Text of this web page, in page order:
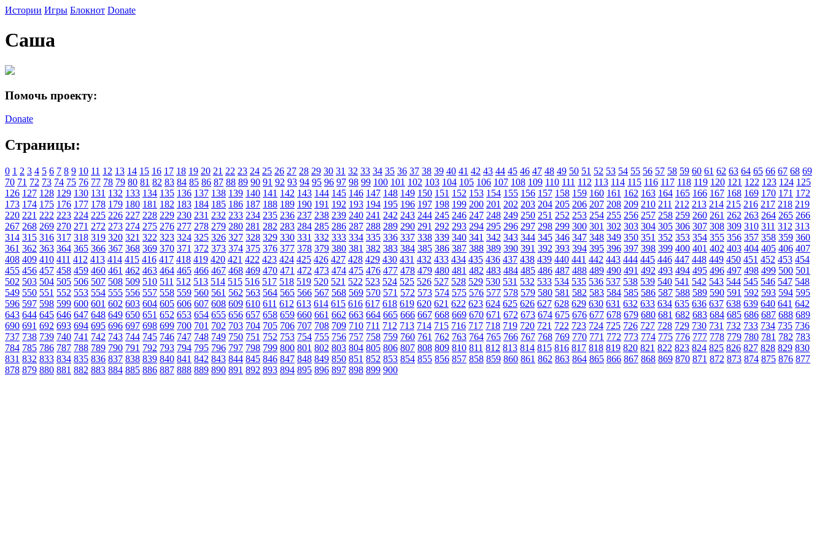
Истории Игры Блокнот Donate
Саша
Помочь проекту:
Donate
Страницы:
0 1 2 3 4 5 6 7 8 9 10 11 12 13 14 15 16 17 18 19 20 21 22 23 24 25 26 27 28 29 30 31 32 33 34 35 36 37 38 39 40 41 42 43 44 45 46 47 48 49 50 51 52 53 54 55 56 57 58 59 60 61 62 63 64 65 66 67 68 69
70 71 72 73 74 75 76 77 78 79 80 81 82 83 84 85 86 87 88 89 90 91 92 93 94 95 96 97 98 99 100 101 102 103 104 105 106 107 108 109 110 111 112 113 114 115 116 117 118 119 120 121 122 123 124 125
126 127 128 129 130 131 132 133 134 135 136 137 138 139 140 141 142 143 144 145 146 147 148 149 150 151 152 153 154 155 156 157 158 159 160 161 162 163 164 165 166 167 168 169 170 171 172
173 174 175 176 177 178 179 180 181 182 183 184 185 186 187 188 189 190 191 192 193 194 195 196 197 198 199 200 201 202 203 204 205 206 207 208 209 210 211 212 213 214 215 216 217 218 219
220 221 222 223 224 225 226 227 228 229 230 231 232 233 234 235 236 237 238 239 240 241 242 243 244 245 246 247 248 249 250 251 252 253 254 255 256 257 258 259 260 261 262 263 264 265 266
267 268 269 270 271 272 273 274 275 276 277 278 279 280 281 282 283 284 285 286 287 288 289 290 291 292 293 294 295 296 297 298 299 300 301 302 303 304 305 306 307 308 309 310 311 312 313
314 315 316 317 318 319 320 321 322 323 324 325 326 327 328 329 330 331 332 333 334 335 336 337 338 339 340 341 342 343 344 345 346 347 348 349 350 351 352 353 354 355 356 357 358 359 360
361 362 363 364 365 366 367 368 369 370 371 372 373 374 375 376 377 378 379 380 381 382 383 384 385 386 387 388 389 390 391 392 393 394 395 396 397 398 399 400 401 402 403 404 405 406 407
408 409 410 411 412 413 414 415 416 417 418 419 420 421 422 423 424 425 426 427 428 429 430 431 432 433 434 435 436 437 438 439 440 441 442 443 444 445 446 447 448 449 450 451 452 453 454
455 456 457 458 459 460 461 462 463 464 465 466 467 468 469 470 471 472 473 474 475 476 477 478 479 480 481 482 483 484 485 486 487 488 489 490 491 492 493 494 495 496 497 498 499 500 501
502 503 504 505 506 507 508 509 510 511 512 513 514 515 516 517 518 519 520 521 522 523 524 525 526 527 528 529 530 531 532 533 534 535 536 537 538 539 540 541 542 543 544 545 546 547 548
549 550 551 552 553 554 555 556 557 558 559 560 561 562 563 564 565 566 567 568 569 570 571 572 573 574 575 576 577 578 579 580 581 582 583 584 585 586 587 588 589 590 591 592 593 594 595
596 597 598 599 600 601 602 603 604 605 606 607 608 609 610 611 612 613 614 615 616 617 618 619 620 621 622 623 624 625 626 627 628 629 630 631 632 633 634 635 636 637 638 639 640 641 642
643 644 645 646 647 648 649 650 651 652 653 654 655 656 657 658 659 660 661 662 663 664 665 666 667 668 669 670 671 672 673 674 675 676 677 678 679 680 681 682 683 684 685 686 687 688 689
690 691 692 693 694 695 696 697 698 699 700 701 702 703 704 705 706 707 708 709 710 711 712 713 714 715 716 717 718 719 720 721 722 723 724 725 726 727 728 729 730 731 732 733 734 735 736
737 738 739 740 741 742 743 744 745 746 747 748 749 750 751 752 753 754 755 756 757 758 759 760 761 762 763 764 765 766 767 768 769 770 771 772 773 774 775 776 777 778 779 780 781 782 783
784 785 786 787 788 789 790 791 792 793 794 795 796 797 798 799 800 801 802 803 804 805 806 807 808 809 810 811 812 813 814 815 816 817 818 819 820 821 822 823 824 825 826 827 828 829 830
831 832 833 834 835 836 837 838 839 840 841 842 843 844 845 846 847 848 849 850 851 852 853 854 855 856 857 858 859 860 861 862 863 864 865 866 867 868 869 870 871 872 873 874 875 876 877
878 879 880 881 882 883 884 885 886 887 888 889 890 891 892 893 894 895 896 897 898 899 900